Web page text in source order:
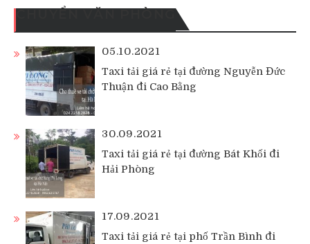
05.10.2021
Taxi tải giá rẻ tại đường Nguyễn Đức
Thuận đi Cao Bằng
30.09.2021
Taxi tải giá rẻ tại đường Bát Khối đi
Hải Phòng
17.09.2021
Taxi tải giá rẻ tại phố Trần Bình đi